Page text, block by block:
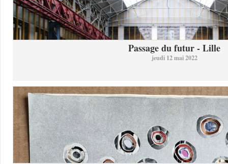
Passage du futur - Lille
jeudi 12 mai 2022